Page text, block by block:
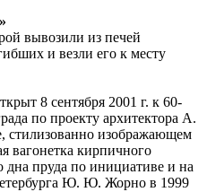
вывозили из печей
и везли его к месту
8 сентября 2001 г. к 60-
по проекту архитектора А.
стилизованно изображающем
вагонетка кирпичного
дна пруда по инициативе и на
Ю. Ю. Жорно в 1999